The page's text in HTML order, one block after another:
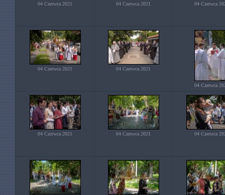
04 Czerwca 2021 04 Czerwca 2021 04 Czerwca
04 Czerwca 2021 04 Czerwca 2021
04 Czerwca
04 Czerwca 2021 04 Czerwca 2021 04 Czerwca